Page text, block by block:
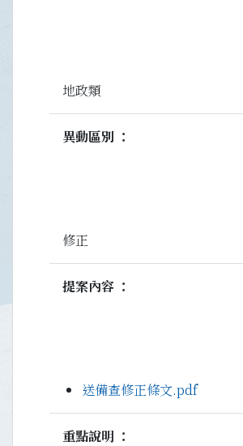
地政類
異動區別
修正
提案內容
送備查修正條文.pdf
重點說明